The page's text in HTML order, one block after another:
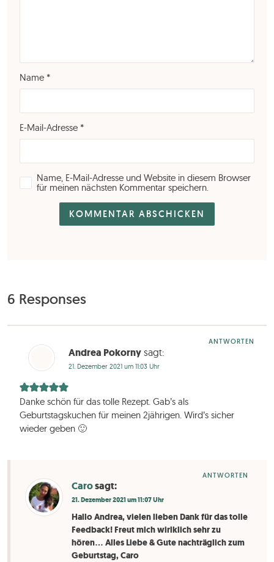
6 Responses
Andrea Pokorny sagt:
21. Dezember 2021 um 11:03 Uhr
Danke schön für das tolle Rezept. Gab’s als
Geburtstagskuchen für meinen 2jährigen. Wird’s sicher
wieder geben 🙂
ANTWORTEN
Carosagt:
21. Dezember 2021 um 11:07 Uhr
Hallo Andrea, vielen lieben Dank für das tolle
Feedback! Freut mich wirlklich sehr zu
hören… Alles Liebe & Gute nachträglich zum
Geburtstag, Caro
ANTWORTEN
Name *
E-Mail-Adresse *
Name, E-Mail-Adresse und Website in diesem Browser
für meinen nächsten Kommentar speichern.